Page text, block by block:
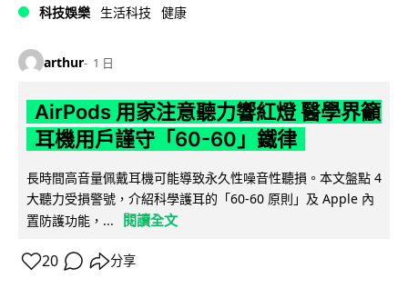
科技娛樂 生活科技 健康
arthur 1 日
AirPods 用家注意聽力響紅燈 醫學界籲
耳機用戶謹守「60-60」鐵律
長時間高音量佩戴耳機可能導致永久性噪音性聽損。本文盤點 4
大聽力受損警號，介紹科學護耳的「60-60 原則」及 Apple 內
置防護功能，...
閱讀全文
20 分享